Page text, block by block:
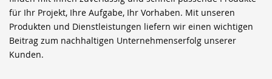
für Ihr Projekt, Ihre Aufgabe, Ihr Vorhaben. Mit unseren
Produkten und Dienstleistungen liefern wir einen wichtigen
Beitrag zum nachhaltigen Unternehmenserfolg unserer
Kunden.